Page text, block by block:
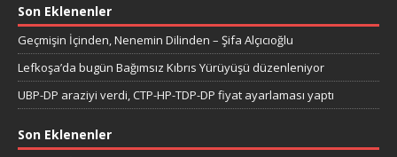
Son Eklenenler
Geçmişin İçinden, Nenemin Dilinden – Şifa Alçıcıoğlu
Lefkoşa’da bugün Bağımsız Kıbrıs Yürüyüşü düzenleniyor
UBP-DP araziyi verdi, CTP-HP-TDP-DP fiyat ayarlaması yaptı
Son Eklenenler